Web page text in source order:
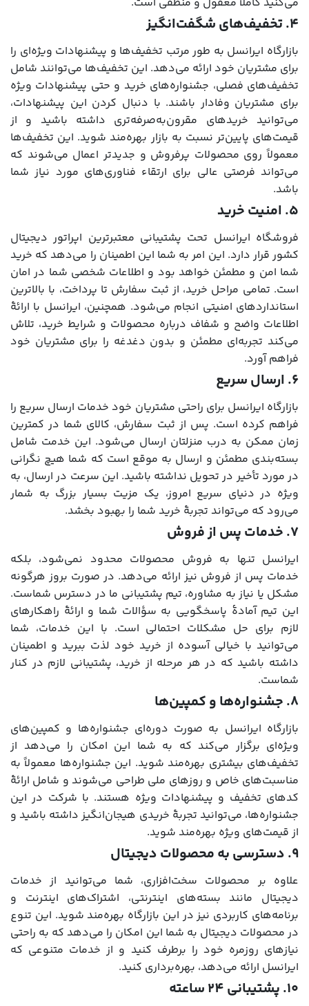
۴. تخفیف‌های شگفت‌انگیز
بازارگاه ایرانسل به طور مرتب تخفیف‌ها و پیشنهادات ویژه‌ای را
برای مشتریان خود ارائه می‌دهد. این تخفیف‌ها می‌توانند شامل
تخفیف‌های فصلی، جشنواره‌های خرید و حتی پیشنهادات ویژه
برای مشتریان وفادار باشند. با دنبال کردن این پیشنهادات،
می‌توانید خریدهای مقرون‌به‌صرفه‌تری داشته باشید و از
قیمت‌های پایین‌تر نسبت به بازار بهره‌مند شوید. این تخفیف‌ها
معمولاً روی محصولات پرفروش و جدیدتر اعمال می‌شوند که
می‌تواند فرصتی عالی برای ارتقاء فناوری‌های مورد نیاز شما
باشد.
۵. امنیت خرید
فروشگاه ایرانسل تحت پشتیبانی معتبرترین اپراتور دیجیتال
کشور قرار دارد. این امر به شما این اطمینان را می‌دهد که خرید
شما امن و مطمئن خواهد بود و اطلاعات شخصی شما در امان
است. تمامی مراحل خرید، از ثبت سفارش تا پرداخت، با بالاترین
استانداردهای امنیتی انجام می‌شود. همچنین، ایرانسل با ارائۀ
اطلاعات واضح و شفاف درباره محصولات و شرایط خرید، تلاش
می‌کند تجربه‌ای مطمئن و بدون دغدغه را برای مشتریان خود
فراهم آورد.
۶. ارسال سریع
بازارگاه ایرانسل برای راحتی مشتریان خود خدمات ارسال سریع را
فراهم کرده است. پس از ثبت سفارش، کالای شما در کمترین
زمان ممکن به درب منزلتان ارسال می‌شود. این خدمت شامل
بسته‌بندی مطمئن و ارسال به موقع است که شما هیچ نگرانی‌
در مورد تأخیر در تحویل نداشته باشید. این سرعت در ارسال، به
ویژه در دنیای سریع امروز، یک مزیت بسیار بزرگ به شمار
می‌رود که می‌تواند تجربۀ خرید شما را بهبود بخشد.
۷. خدمات پس از فروش
ایرانسل تنها به فروش محصولات محدود نمی‌شود، بلکه
خدمات پس از فروش نیز ارائه می‌دهد. در صورت بروز هرگونه
مشکل یا نیاز به مشاوره، تیم پشتیبانی ما در دسترس شماست.
این تیم آمادۀ پاسخگویی به سؤالات شما و ارائۀ راهکارهای
لازم برای حل مشکلات احتمالی است. با این خدمات، شما
می‌توانید با خیالی آسوده از خرید خود لذت ببرید و اطمینان
داشته باشید که در هر مرحله از خرید، پشتیبانی لازم در کنار
شماست.
۸. جشنواره‌ها و کمپین‌ها
بازارگاه ایرانسل به صورت دوره‌ای جشنواره‌ها و کمپین‌های
ویژه‌ای برگزار می‌کند که به شما این امکان را می‌دهد از
تخفیف‌های بیشتری بهره‌مند شوید. این جشنواره‌ها معمولاً به
مناسبت‌های خاص و روزهای ملی طراحی می‌شوند و شامل ارائۀ
کدهای تخفیف و پیشنهادات ویژه هستند. با شرکت در این
جشنواره‌ها، می‌توانید تجربۀ خریدی هیجان‌انگیز داشته باشید و
از قیمت‌های ویژه بهره‌مند شوید.
۹. دسترسی به محصولات دیجیتال
علاوه بر محصولات سخت‌افزاری، شما می‌توانید از خدمات
دیجیتال مانند بسته‌های اینترنتی، اشتراک‌های اینترنت و
برنامه‌های کاربردی نیز در این بازارگاه بهره‌مند شوید. این تنوع
در محصولات دیجیتال به شما این امکان را می‌دهد که به راحتی
نیازهای روزمره خود را برطرف کنید و از خدمات متنوعی که
ایرانسل ارائه می‌دهد، بهره‌برداری کنید.
۱۰. پشتیبانی 24 ساعته